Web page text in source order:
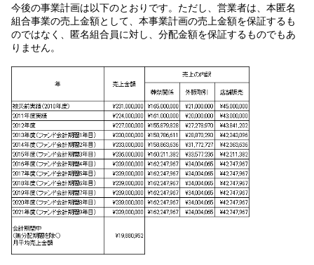
今後の事業計画は以下のとおりです。ただし、営業者は、本匿名
組合事業の売上金額として、本事業計画の売上金額を保証するも
のではなく、匿名組合員に対し、分配金額を保証するものでもあ
りません。